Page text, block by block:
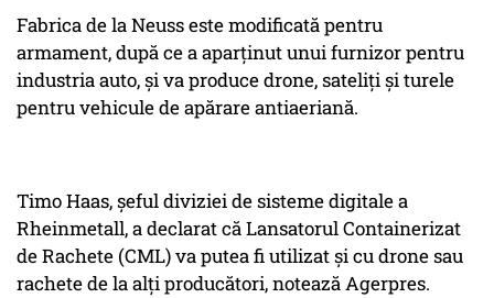
Fabrica de la Neuss este modificată pentru
armament, după ce a aparţinut unui furnizor pentru
industria auto, şi va produce drone, sateliţi şi turele
pentru vehicule de apărare antiaeriană.
Timo Haas, şeful diviziei de sisteme digitale a
Rheinmetall, a declarat că Lansatorul Containerizat
de Rachete (CML) va putea fi utilizat şi cu drone sau
rachete de la alţi producători, notează Agerpres.